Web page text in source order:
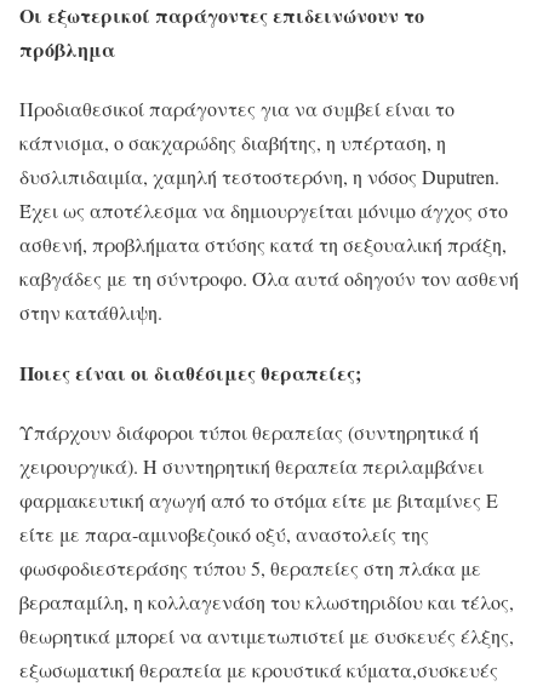
Οι εξωτερικοί παράγοντες επιδεινώνουν το
πρόβλημα
Προδιαθεσικοί παράγοντες για να συμβεί είναι το
κάπνισμα, ο σακχαρώδης διαβήτης, η υπέρταση, η
δυσλιπιδαιμία, χαμηλή τεστοστερόνη, η νόσος Duputren.
Έχει ως αποτέλεσμα να δημιουργείται μόνιμο άγχος στο
ασθενή, προβλήματα στύσης κατά τη σεξουαλική πράξη,
καβγάδες με τη σύντροφο. Όλα αυτά οδηγούν τον ασθενή
στην κατάθλιψη.
Ποιες είναι οι διαθέσιμες θεραπείες;
Υπάρχουν διάφοροι τύποι θεραπείας (συντηρητικά ή
χειρουργικά). Η συντηρητική θεραπεία περιλαμβάνει
φαρμακευτική αγωγή από το στόμα είτε με βιταμίνες Ε
είτε με παρα-αμινοβεζοικό οξύ, αναστολείς της
φωσφοδιεστεράσης τύπου 5, θεραπείες στη πλάκα με
βεραπαμίλη, η κολλαγενάση του κλωστηριδίου και τέλος,
θεωρητικά μπορεί να αντιμετωπιστεί με συσκευές έλξης,
εξωσωματική θεραπεία με κρουστικά κύματα,συσκευές